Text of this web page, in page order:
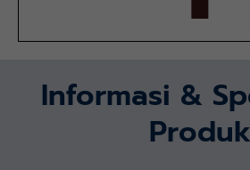
Informasi &
Produk